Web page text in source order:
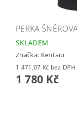
PERKA
SKLADEM
Značka: Kentaur
1 471,07 Kč bez DPH
1 780 Kč